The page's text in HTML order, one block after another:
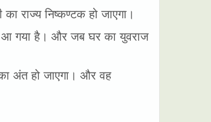
राज्य निष्कण्टक हो जाएगा।
आ गया है। और जब घर का युवराज
अंत हो जाएगा। और वह